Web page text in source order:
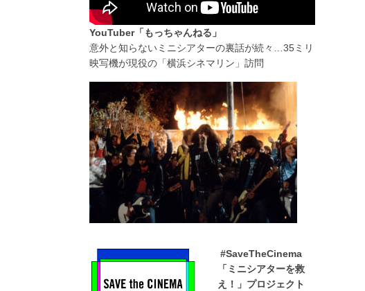
YouTuber「もっちゃんねる」
意外と知らないミニシアターの裏話が続々…35ミリ
映写機が現役の「横浜シネマリン」訪問
#SaveTheCinema
「ミニシアターを救
え！」プロジェクト